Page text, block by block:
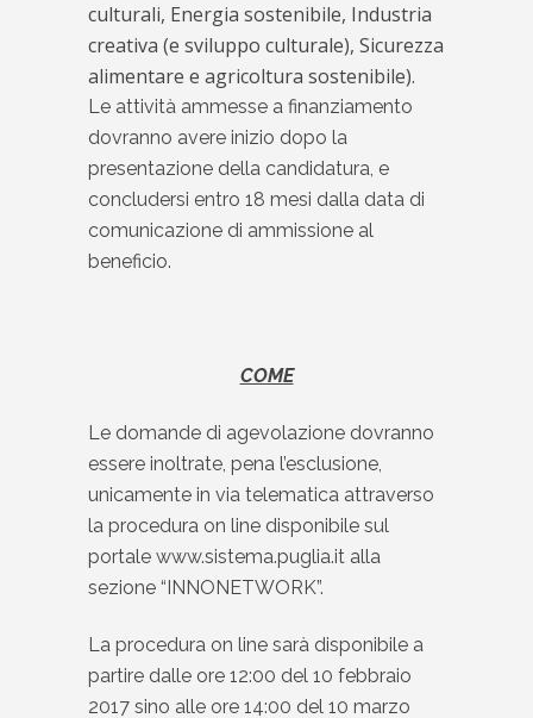
culturali, Energia sostenibile, Industria
creativa (e sviluppo culturale), Sicurezza
alimentare e agricoltura sostenibile).
Le attività ammesse a finanziamento
dovranno avere inizio dopo la
presentazione della candidatura, e
concludersi entro 18 mesi dalla data di
comunicazione di ammissione al
beneficio.
COME
Le domande di agevolazione dovranno
essere inoltrate, pena l’esclusione,
unicamente in via telematica attraverso
la procedura on line disponibile sul
portale www.sistema.puglia.it alla
sezione “INNONETWORK”.
La procedura on line sarà disponibile a
partire dalle ore 12:00 del 10 febbraio
2017 sino alle ore 14:00 del 10 marzo